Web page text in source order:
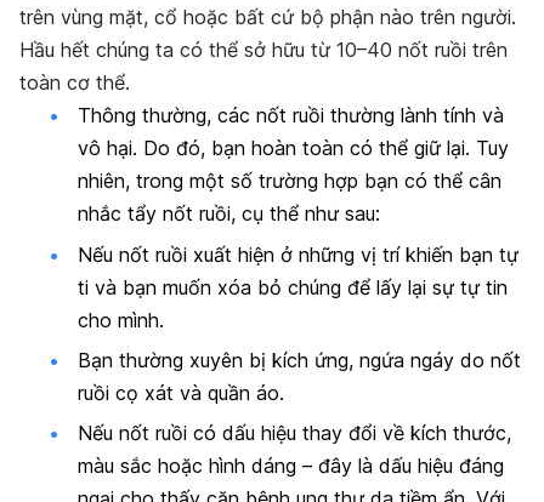
trên vùng mặt, cổ hoặc bất cứ bộ phận nào trên người.
Hầu hết chúng ta có thể sở hữu từ 10–40 nốt ruồi trên
toàn cơ thể.
Thông thường, các nốt ruồi thường lành tính và
vô hại. Do đó, bạn hoàn toàn có thể giữ lại. Tuy
nhiên, trong một số trường hợp bạn có thể cân
nhắc tẩy nốt ruồi, cụ thể như sau:
Nếu nốt ruồi xuất hiện ở những vị trí khiến bạn tự
ti và bạn muốn xóa bỏ chúng để lấy lại sự tự tin
cho mình.
Bạn thường xuyên bị kích ứng, ngứa ngáy do nốt
ruồi cọ xát và quần áo.
Nếu nốt ruồi có dấu hiệu thay đổi về kích thước,
màu sắc hoặc hình dáng – đây là dấu hiệu đáng